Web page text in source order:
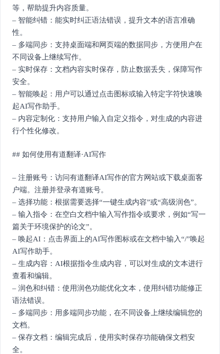
等，帮助提升内容质量。
– 智能纠错：能实时纠正语法错误，提升文本的语言准确
性。
– 多端同步：支持桌面端和网页端的数据同步，方便用户在
不同设备上继续写作。
– 实时保存：文档内容实时保存，防止数据丢失，保障写作
安全。
– 智能唤起：用户可以通过点击图标或输入特定字符快速唤
起AI写作助手。
– 内容定制化：支持用户输入自定义指令，对生成的内容进
行个性化修改。
## 如何使用有道翻译·AI写作
– 注册账号：访问有道翻译AI写作的官方网站或下载桌面客
户端。注册并登录有道账号。
– 选择功能：根据需要选择“一键生成内容”或“高级润色”。
– 输入指令：在空白文档中输入写作指令或要求，例如“写一
篇关于环境保护的论文”。
– 唤起AI：点击界面上的AI写作图标或在文档中输入“/”唤起
AI写作助手。
– 生成内容：AI根据指令生成内容，可以对生成的文本进行
查看和编辑。
– 润色和纠错：使用润色功能优化文本，使用纠错功能修正
语法错误。
– 多端同步：用多端同步功能，在不同设备上继续编辑您的
文档。
– 保存文档：编辑完成后，使用实时保存功能确保文档安
全。